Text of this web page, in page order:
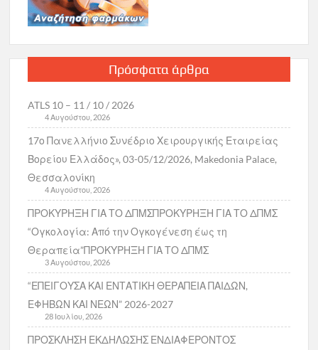
Πρόσφατα άρθρα
ATLS 10 – 11 / 10 / 2026
4 Αυγούστου, 2026
17ο Πανελλήνιο Συνέδριο Χειρουργικής Εταιρείας
Βορείου Ελλάδος», 03-05/12/2026, Makedonia Palace,
Θεσσαλονίκη
4 Αυγούστου, 2026
ΠΡΟΚΥΡΗΞΗ ΓΙΑ ΤΟ ΔΠΜΣΠΡΟΚΥΡΗΞΗ ΓΙΑ ΤΟ ΔΠΜΣ
“Ογκολογία: Από την Ογκογένεση έως τη
Θεραπεία”ΠΡΟΚΥΡΗΞΗ ΓΙΑ ΤΟ ΔΠΜΣ
3 Αυγούστου, 2026
“ΕΠΕΙΓΟΥΣΑ ΚΑΙ ΕΝΤΑΤΙΚΗ ΘΕΡΑΠΕΙΑ ΠΑΙΔΩΝ,
ΕΦΗΒΩΝ ΚΑΙ ΝΕΩΝ” 2026-2027
28 Ιουλίου, 2026
ΠΡΟΣΚΛΗΣΗ ΕΚΔΗΛΩΣΗΣ ΕΝΔΙΑΦΕΡΟΝΤΟΣ